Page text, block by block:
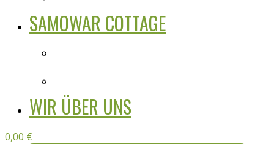
SAMOWAR COTTAGE
WIR ÜBER UNS
0,00 €